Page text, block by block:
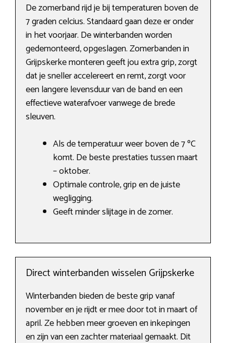
De zomerband rijd je bij temperaturen boven de
7 graden celcius. Standaard gaan deze er onder
in het voorjaar. De winterbanden worden
gedemonteerd, opgeslagen. Zomerbanden in
Grijpskerke monteren geeft jou extra grip, zorgt
dat je sneller accelereert en remt, zorgt voor
een langere levensduur van de band en een
effectieve waterafvoer vanwege de brede
sleuven.
Als de temperatuur weer boven de 7 ºC
komt. De beste prestaties tussen maart
– oktober.
Optimale controle, grip en de juiste
wegligging.
Geeft minder slijtage in de zomer.
Direct winterbanden wisselen Grijpskerke
Winterbanden bieden de beste grip vanaf
november en je rijdt er mee door tot in maart of
april. Ze hebben meer groeven en inkepingen
en zijn van een zachter materiaal gemaakt. Dit